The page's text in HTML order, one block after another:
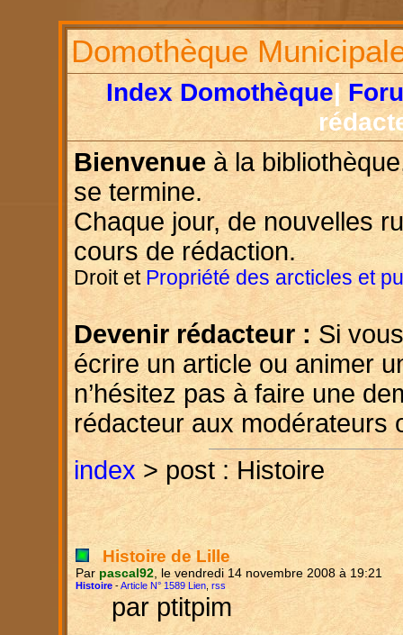
Domothèque
Index Domothèque|
Bienvenue à la
se termine.
Chaque jour, de nouvelles
cours de rédaction.
Droit et Propriété des arcticles et
Devenir rédacteur : Si
écrire un article ou animer
n’hésitez pas à faire une
rédacteur aux modérateurs
index > post : Histoire
Histoire de Lille
Par pascal92 , le vendredi 14 novembre 2008 à 19:21
Histoire -Article N° 1589 Lien rss
par ptitpim